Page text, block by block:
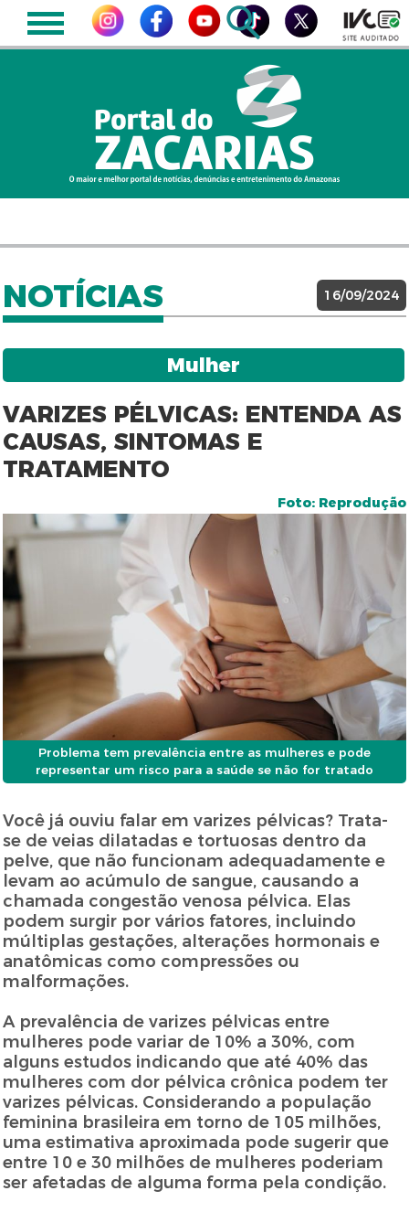
NOTÍCIAS 16/09/2024
Mulher
VARIZES PÉLVICAS: ENTENDA AS
CAUSAS, SINTOMAS E
TRATAMENTO
Foto: Reprodução
Problema tem prevalência entre as mulheres e pode
representar um risco para a saúde se não for tratado
Você já ouviu falar em varizes pélvicas? Trata-
se de veias dilatadas e tortuosas dentro da
pelve, que não funcionam adequadamente e
levam ao acúmulo de sangue, causando a
chamada congestão venosa pélvica. Elas
podem surgir por vários fatores, incluindo
múltiplas gestações, alterações hormonais e
anatômicas como compressões ou
malformações.
A prevalência de varizes pélvicas entre
mulheres pode variar de 10% a 30%, com
alguns estudos indicando que até 40% das
mulheres com dor pélvica crônica podem ter
varizes pélvicas. Considerando a população
feminina brasileira em torno de 105 milhões,
uma estimativa aproximada pode sugerir que
entre 10 e 30 milhões de mulheres poderiam
ser afetadas de alguma forma pela condição.